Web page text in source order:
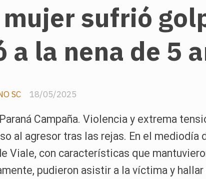
mujer sufrió
a la nena de 5
Campaña. Violencia y extrema
al agresor tras las rejas. En el
Viale, con características que
pudieron asistir a la víctima y
18/05/2025
SC